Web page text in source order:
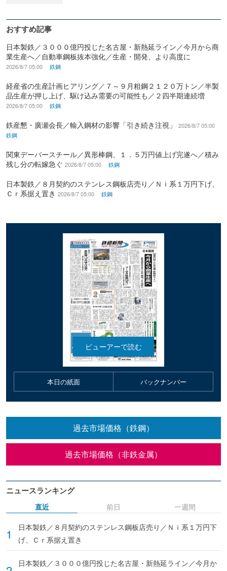
おすすめ記事
日本製鉄／３０００億円投じた名古屋・新熱延ライン／今月から商
業生産へ／自動車鋼板抜本強化／生産・開発、より高度に
2026/8/7 05:00 鉄鋼
経産省の生産計画ヒアリング／７～９月粗鋼２１２０万トン／半製
品生産が押し上げ、駆け込み需要の可能性も／２四半期連続増
2026/8/7 05:00 鉄鋼
鉄産懇・廣瀬会長／輸入鋼材の影響「引き続き注視」
2026/8/7 05:00
鉄鋼
関東デーバースチール／異形棒鋼、１．５万円値上げ完遂へ／積み
残し分の転嫁急ぐ 2026/8/7 05:00 鉄鋼
日本製鉄／８月契約のステンレス鋼板店売り／Ｎｉ系１万円下げ、
Ｃｒ系据え置き 2026/8/7 05:00 鉄鋼
本日の紙面 バックナンバー
過去市場価格（鉄鋼）
過去市場価格（非鉄金属）
ニュースランキング
直近
日本製鉄／８月契約のステンレス鋼板店売り／Ｎｉ系１万円下
げ、Ｃｒ系据え置き
日本製鉄／３０００億円投じた名古屋・新熱延ライン／今月か
前日 一週間